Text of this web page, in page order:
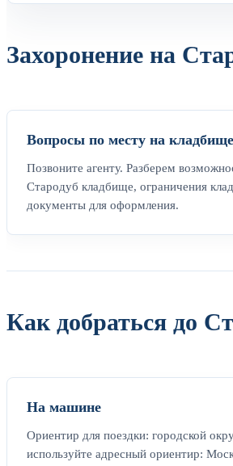
Захоронение на
Вопросы по месту на кладбище
Позвоните агенту. Разберем
Стародуб кладбище, ограничения
документы для оформления.
Как добраться до
На машине
Ориентир для поездки: городской
используйте адресный ориентир: